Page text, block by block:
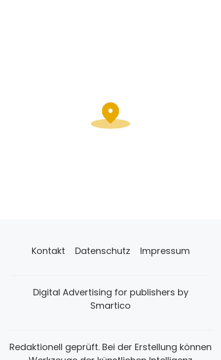
Kontakt Datenschutz Impressum
Digital Advertising for publishers by
Smartico
Redaktionell geprüft. Bei der Erstellung können